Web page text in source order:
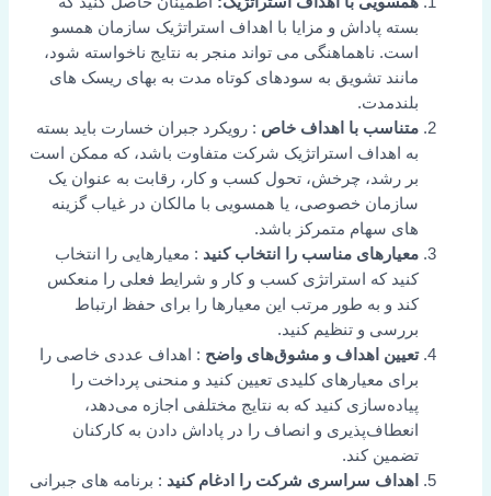
بسته پاداش و مزایا با اهداف استراتژیک سازمان همسو
است. ناهماهنگی می تواند منجر به نتایج ناخواسته شود،
مانند تشویق به سودهای کوتاه مدت به بهای ریسک های
بلندمدت.
متناسب با اهداف خاص : رویکرد جبران خسارت باید بسته
به اهداف استراتژیک شرکت متفاوت باشد، که ممکن است
بر رشد، چرخش، تحول کسب و کار، رقابت به عنوان یک
سازمان خصوصی، یا همسویی با مالکان در غیاب گزینه
های سهام متمرکز باشد.
معیارهای مناسب را انتخاب کنید : معیارهایی را انتخاب
کنید که استراتژی کسب و کار و شرایط فعلی را منعکس
کند و به طور مرتب این معیارها را برای حفظ ارتباط
بررسی و تنظیم کنید.
تعیین اهداف و مشوق‌های واضح : اهداف عددی خاصی را
برای معیارهای کلیدی تعیین کنید و منحنی پرداخت را
پیاده‌سازی کنید که به نتایج مختلفی اجازه می‌دهد،
انعطاف‌پذیری و انصاف را در پاداش دادن به کارکنان
تضمین کند.
اهداف سراسری شرکت را ادغام کنید : برنامه های جبرانی